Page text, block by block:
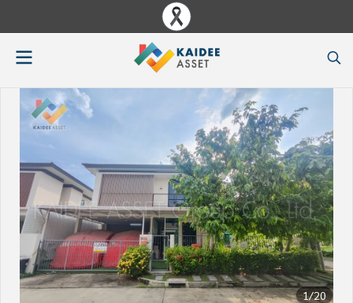
1/20